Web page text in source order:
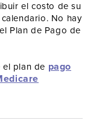
el costo de su
No hay
Plan de Pago de
el plan de pago